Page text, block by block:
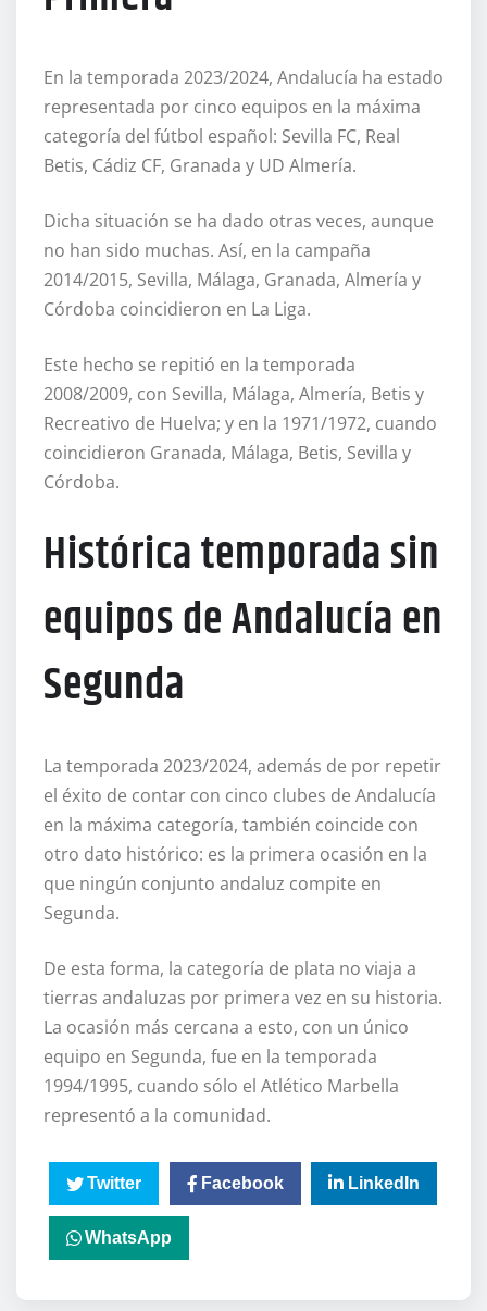
En la temporada 2023/2024, Andalucía ha estado
representada por cinco equipos en la máxima
categoría del fútbol español: Sevilla FC, Real
Betis, Cádiz CF, Granada y UD Almería.
Dicha situación se ha dado otras veces, aunque
no han sido muchas. Así, en la campaña
2014/2015, Sevilla, Málaga, Granada, Almería y
Córdoba coincidieron en La Liga.
Este hecho se repitió en la temporada
2008/2009, con Sevilla, Málaga, Almería, Betis y
Recreativo de Huelva; y en la 1971/1972, cuando
coincidieron Granada, Málaga, Betis, Sevilla y
Córdoba.
Histórica temporada sin
equipos de Andalucía en
Segunda
La temporada 2023/2024, además de por repetir
el éxito de contar con cinco clubes de Andalucía
en la máxima categoría, también coincide con
otro dato histórico: es la primera ocasión en la
que ningún conjunto andaluz compite en
Segunda.
De esta forma, la categoría de plata no viaja a
tierras andaluzas por primera vez en su historia.
La ocasión más cercana a esto, con un único
equipo en Segunda, fue en la temporada
1994/1995, cuando sólo el Atlético Marbella
representó a la comunidad.
Twitter Facebook LinkedIn
WhatsApp